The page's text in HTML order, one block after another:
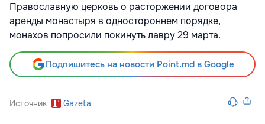
Православную церковь о расторжении договора
аренды монастыря в одностороннем порядке,
монахов попросили покинуть лавру 29 марта.
Подпишитесь на новости Point.md в Google
Источник Gazeta